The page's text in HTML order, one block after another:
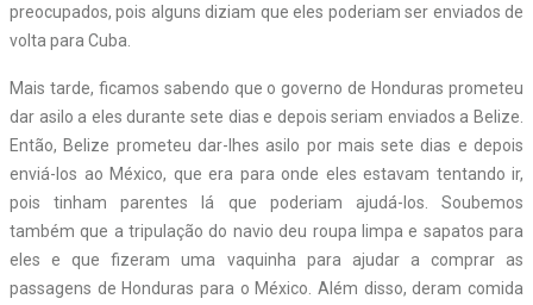
preocupados, pois alguns diziam que eles poderiam ser enviados de
volta para Cuba.
Mais tarde, ficamos sabendo que o governo de Honduras prometeu
dar asilo a eles durante sete dias e depois seriam enviados a Belize.
Então, Belize prometeu dar-lhes asilo por mais sete dias e depois
enviá-los ao México, que era para onde eles estavam tentando ir,
pois tinham parentes lá que poderiam ajudá-los. Soubemos
também que a tripulação do navio deu roupa limpa e sapatos para
eles e que fizeram uma vaquinha para ajudar a comprar as
passagens de Honduras para o México. Além disso, deram comida